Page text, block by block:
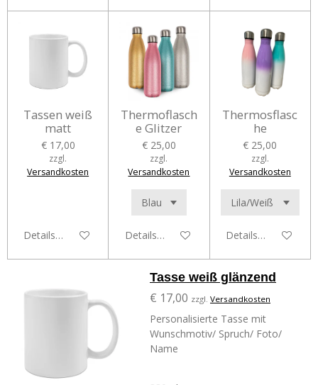
Tassen weiß
matt
€ 17,00
zzgl.
Versandkosten
Details anzeigen
Thermoflasch
e Glitzer
€ 25,00
zzgl.
Versandkosten
Details anzeigen
Thermosflasc
he
€ 25,00
zzgl.
Versandkosten
Details anzeigen
Tasse weiß glänzend
€ 17,00 zzgl. Versandkosten
Personalisierte Tasse mit
Wunschmotiv/ Spruch/ Foto/
Name